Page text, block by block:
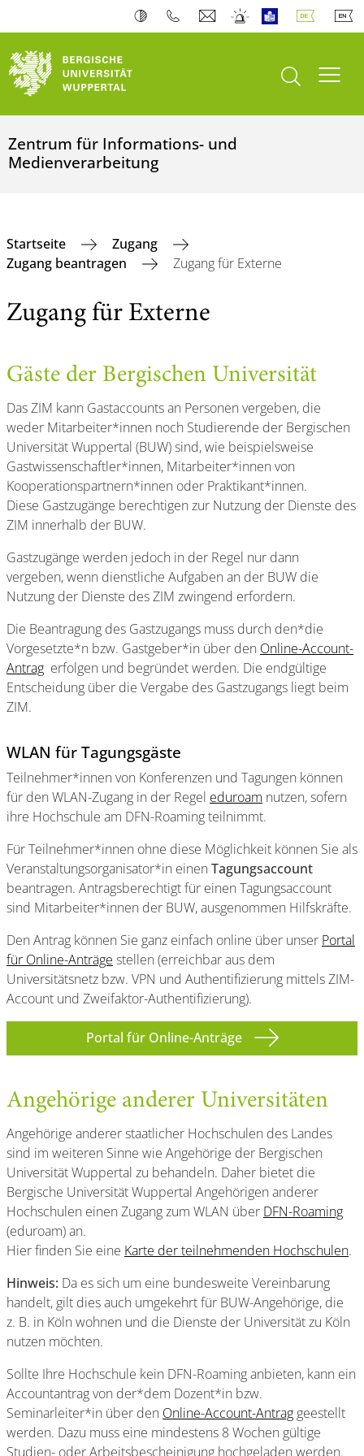
Suche öffnen
Zentrum für Informations- und
Medienverarbeitung
Startseite
Zugang
Zugang beantragen
Zugang für Externe
Zugang für Externe
Gäste der Bergischen Universität
Das ZIM kann Gastaccounts an Personen vergeben, die
weder Mitarbeiter*innen noch Studierende der Bergischen
Universität Wuppertal (BUW) sind, wie beispielsweise
Gastwissenschaftler*innen, Mitarbeiter*innen von
Kooperationspartnern*innen oder Praktikant*innen.
Diese Gastzugänge berechtigen zur Nutzung der Dienste des
ZIM innerhalb der BUW.
Gastzugänge werden jedoch in der Regel nur dann
vergeben, wenn dienstliche Aufgaben an der BUW die
Nutzung der Dienste des ZIM zwingend erfordern.
Die Beantragung des Gastzugangs muss durch den*die
Vorgesetzte*n bzw. Gastgeber*in über den Online-Account-
Antrag erfolgen und begründet werden. Die endgültige
Entscheidung über die Vergabe des Gastzugangs liegt beim
ZIM.
WLAN für Tagungsgäste
Teilnehmer*innen von Konferenzen und Tagungen können
für den WLAN-Zugang in der Regel eduroam nutzen, sofern
ihre Hochschule am DFN-Roaming teilnimmt.
Für Teilnehmer*innen ohne diese Möglichkeit können Sie als
Veranstaltungsorganisator*in einen Tagungsaccount
beantragen. Antragsberechtigt für einen Tagungsaccount
sind Mitarbeiter*innen der BUW, ausgenommen Hilfskräfte.
Den Antrag können Sie ganz einfach online über unser Portal
für Online-Anträge stellen (erreichbar aus dem
Universitätsnetz bzw. VPN und Authentifizierung mittels ZIM-
Account und Zweifaktor-Authentifizierung).
Portal für Online-Anträge
Angehörige anderer Universitäten
Angehörige anderer staatlicher Hochschulen des Landes
sind im weiteren Sinne wie Angehörige der Bergischen
Universität Wuppertal zu behandeln. Daher bietet die
Bergische Universität Wuppertal Angehörigen anderer
Hochschulen einen Zugang zum WLAN über DFN-Roaming
(eduroam) an.
Hier finden Sie eine Karte der teilnehmenden Hochschulen.
Hinweis: Da es sich um eine bundesweite Vereinbarung
handelt, gilt dies auch umgekehrt für BUW-Angehörige, die
z. B. in Köln wohnen und die Dienste der Universität zu Köln
nutzen möchten.
Sollte Ihre Hochschule kein DFN-Roaming anbieten, kann ein
Accountantrag von der*dem Dozent*in bzw.
Seminarleiter*in über den Online-Account-Antrag geestellt
werden. Dazu muss eine mindestens 8 Wochen gültige
Studien- oder Arbeitsbescheinigung hochgeladen werden.